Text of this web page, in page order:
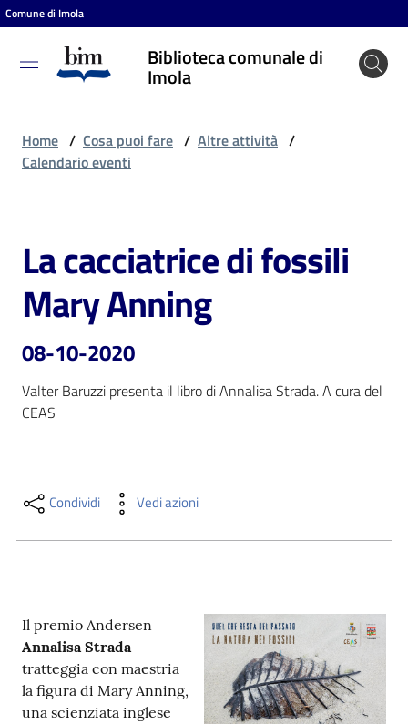
Vai al contenuto
Vai alla navigazione
Vai al footer
Comune di Imola
Biblioteca comunale di
Imola
Biblioteca
comunale
Cosa
puoi
fare
Scopri
i
Risorse
Casa
Piani
Home / Cosa puoi fare / Altre attività /
Calendario eventi
Salta al contenuto
La cacciatrice di fossili
Mary Anning
08-10-2020
Valter Baruzzi presenta il libro di Annalisa Strada. A cura del
CEAS
Condividi Vedi azioni
Il premio Andersen
Annalisa Strada
tratteggia con maestria
la figura di Mary Anning,
una scienziata inglese